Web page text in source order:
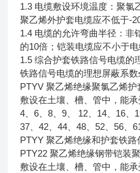
1.3 电缆敷设环境温度：聚
聚乙烯外护套电缆应不低于-
1.4 电缆的允许弯曲半径：非
的10倍；铠装电缆应不小于电
1.5 综合护套铁路信号电缆的
铁路信号电缆的理想屏蔽系数
PTYV 聚乙烯绝缘聚氯乙烯
敷设在土壤、槽、管中，能承
4、6、8、9、 12、14、16、
37、42、44、48、52、56、
PTYY 聚乙烯绝缘和护套铁路
PTY22 聚乙烯绝缘钢带铠装
敷设在土壤、槽、管中，能